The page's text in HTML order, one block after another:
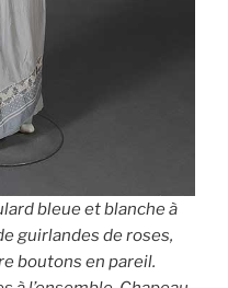
bleue et blanche à
guirlandes de roses,
boutons en pareil.